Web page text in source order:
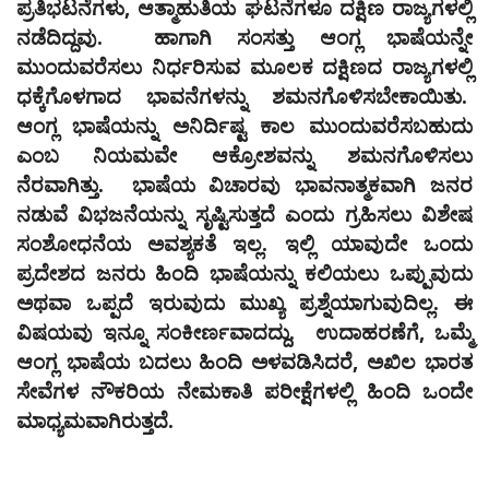
ಪ್ರತಿಭಟನೆಗಳು, ಆತ್ಮಾಹುತಿಯ ಘಟನೆಗಳೂ ದಕ್ಷಿಣ ರಾಜ್ಯಗಳಲ್ಲಿ
ನಡೆದಿದ್ದವು. ಹಾಗಾಗಿ ಸಂಸತ್ತು ಆಂಗ್ಲ ಭಾಷೆಯನ್ನೇ
ಮುಂದುವರೆಸಲು ನಿರ್ಧರಿಸುವ ಮೂಲಕ ದಕ್ಷಿಣದ ರಾಜ್ಯಗಳಲ್ಲಿ
ಧಕ್ಕೆಗೊಳಗಾದ ಭಾವನೆಗಳನ್ನು ಶಮನಗೊಳಿಸಬೇಕಾಯಿತು.
ಆಂಗ್ಲ ಭಾಷೆಯನ್ನು ಅನಿರ್ದಿಷ್ಟ ಕಾಲ ಮುಂದುವರೆಸಬಹುದು
ಎಂಬ ನಿಯಮವೇ ಆಕ್ರೋಶವನ್ನು ಶಮನಗೊಳಿಸಲು
ನೆರವಾಗಿತ್ತು. ಭಾಷೆಯ ವಿಚಾರವು ಭಾವನಾತ್ಮಕವಾಗಿ ಜನರ
ನಡುವೆ ವಿಭಜನೆಯನ್ನು ಸೃಷ್ಟಿಸುತ್ತದೆ ಎಂದು ಗ್ರಹಿಸಲು ವಿಶೇಷ
ಸಂಶೋಧನೆಯ ಅವಶ್ಯಕತೆ ಇಲ್ಲ. ಇಲ್ಲಿ ಯಾವುದೇ ಒಂದು
ಪ್ರದೇಶದ ಜನರು ಹಿಂದಿ ಭಾಷೆಯನ್ನು ಕಲಿಯಲು ಒಪ್ಪುವುದು
ಅಥವಾ ಒಪ್ಪದೆ ಇರುವುದು ಮುಖ್ಯ ಪ್ರಶ್ನೆಯಾಗುವುದಿಲ್ಲ. ಈ
ವಿಷಯವು ಇನ್ನೂ ಸಂಕೀರ್ಣವಾದದ್ದು. ಉದಾಹರಣೆಗೆ, ಒಮ್ಮೆ
ಆಂಗ್ಲ ಭಾಷೆಯ ಬದಲು ಹಿಂದಿ ಅಳವಡಿಸಿದರೆ, ಅಖಿಲ ಭಾರತ
ಸೇವೆಗಳ ನೌಕರಿಯ ನೇಮಕಾತಿ ಪರೀಕ್ಷೆಗಳಲ್ಲಿ ಹಿಂದಿ ಒಂದೇ
ಮಾಧ್ಯಮವಾಗಿರುತ್ತದೆ.